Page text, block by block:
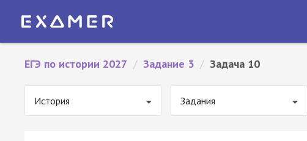
ЕГЭ по истории 2027 / Задание 3 / Задача 10
История Задания